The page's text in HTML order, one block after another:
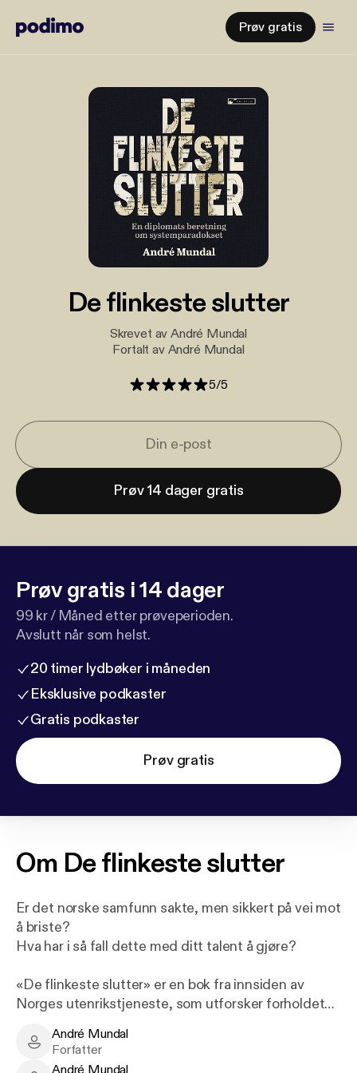
Prøv gratis
De flinkeste slutter
Skrevet av André Mundal
Fortalt av André Mundal
5/5
Prøv 14 dager gratis
Prøv gratis i 14 dager
99 kr / Måned etter prøveperioden.
Avslutt når som helst.
20 timer lydbøker i måneden
Eksklusive podkaster
Gratis podkaster
Prøv gratis
Om De flinkeste slutter
Er det norske samfunn sakte, men sikkert på vei mot
å briste?
Hva har i så fall dette med ditt talent å gjøre?
«De flinkeste slutter» er en bok fra innsiden av
Norges utenrikstjeneste, som utforsker forholdet
Forfatteren tar for seg hvordan deler av Norges
offentlige sektor har skapt et internt
André Mundal - Author
André Mundal
Forfatter
André Mundal